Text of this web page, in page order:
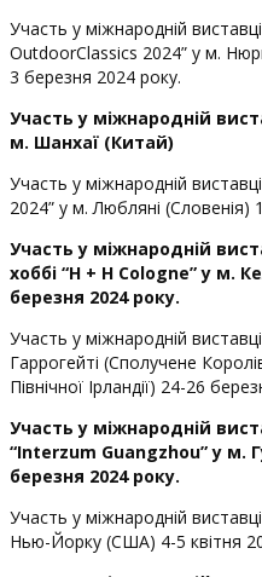
Участь у міжнародній
OutdoorClassics 2024” у м.
3 березня 2024 року.
Участь у міжнародній
м. Шанхаї (Китай)
Участь у міжнародній
2024” у м. Любляні (Словенія)
Участь у міжнародній
хоббі “H + H Cologne” у м.
березня 2024 року.
Участь у міжнародній
Гаррогейті (Сполучене
Північної Ірландії) 24-26
Участь у міжнародній
“Interzum Guangzhou” у м.
березня 2024 року.
Участь у міжнародній
Нью-Йорку (США) 4-5 квітня